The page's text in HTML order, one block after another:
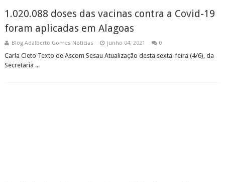
1.020.088 doses das vacinas contra a Covid-19
foram aplicadas em Alagoas
Blog Adalberto Gomes Noticias junho 04, 2021 0
Carla Cleto Texto de Ascom Sesau Atualização desta sexta-feira (4/6), da
Secretaria ...